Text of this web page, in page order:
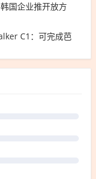
国企业推开放方
C1：可完成芭